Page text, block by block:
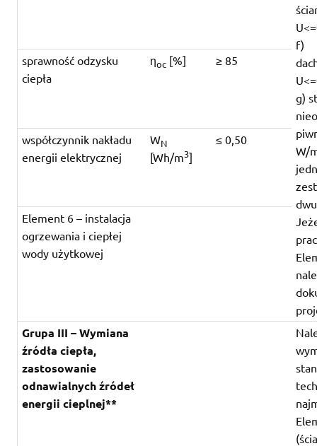
f)
g)
W/
sprawność odzysku
ciepła
ηoc [%] ≥ 85
współczynnik nakładu
energii elektrycznej
WN
[Wh/m3]
≤ 0,50
Element 6 – instalacja
ogrzewania i ciepłej
wody użytkowej
Grupa III – Wymiana
źródła ciepła,
zastosowanie
odnawialnych źródeł
energii cieplnej**